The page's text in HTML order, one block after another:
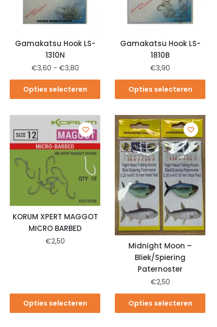
Gamakatsu Hook LS-
1310N
€3,60 - €3,80
Opties selecteren
Gamakatsu Hook LS-
1810B
€3,90
Opties selecteren
KORUM XPERT MAGGOT
MICRO BARBED
€2,50
Opties selecteren
Midnight Moon –
Bliek/Spiering
Paternoster
€2,50
Opties selecteren